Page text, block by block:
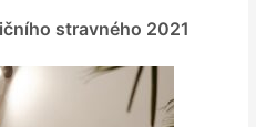
stravného 2021